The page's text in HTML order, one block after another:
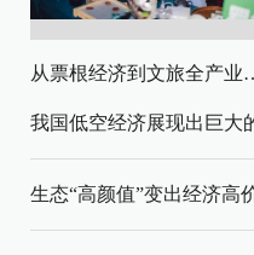
从票根经济
我国低空经济展现出巨大
生态“高颜值”变出经济高